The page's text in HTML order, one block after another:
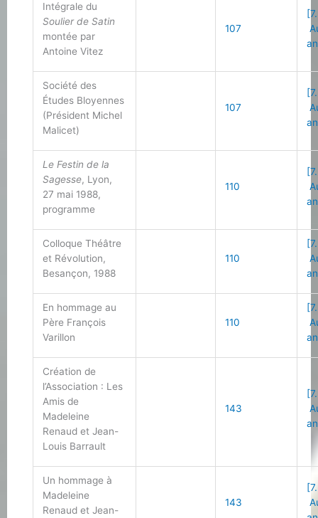
Intégrale du
Soulier de Satin
montée par
Antoine Vitez
107
Société des
Études Bloyennes
(Président Michel
Malicet)
107
Le Festin de la
Sagesse, Lyon,
27 mai 1988,
programme
110
Colloque Théâtre
et Révolution,
Besançon, 1988
110
En hommage au
Père François
Varillon
110
Création de
l’Association : Les
Amis de
Madeleine
Renaud et Jean-
Louis Barrault
143
Un hommage à
Madeleine
Renaud et Jean-
143